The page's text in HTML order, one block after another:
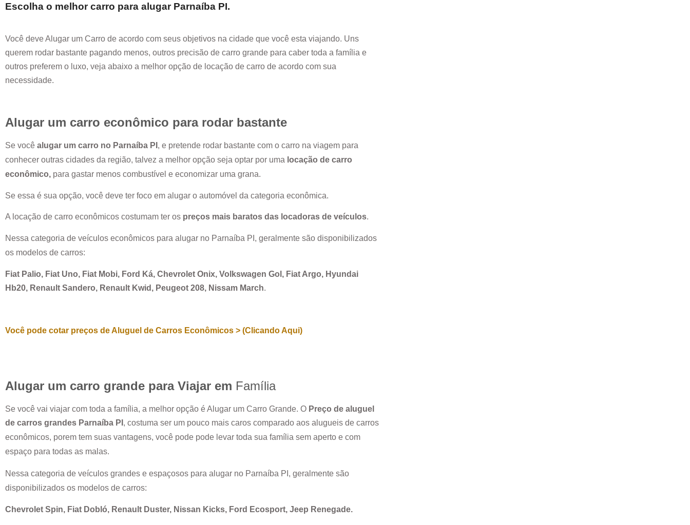
Escolha o melhor carro para alugar Parnaíba PI.
Você deve Alugar um Carro de acordo com seus objetivos na cidade que você esta viajando. Uns
querem rodar bastante pagando menos, outros precisão de carro grande para caber toda a família e
outros preferem o luxo, veja abaixo a melhor opção de locação de carro de acordo com sua
necessidade.
Alugar um carro econômico para rodar bastante
Se você alugar um carro no Parnaíba PI , e pretende rodar bastante com o carro na viagem para
conhecer outras cidades da região, talvez a melhor opção seja optar por uma locação de carro
econômico, para gastar menos combustível e economizar uma grana.
Se essa é sua opção, você deve ter foco em alugar o automóvel da categoria econômica.
A locação de carro econômicos costumam ter os preços mais baratos das locadoras de veículos.
Nessa categoria de veículos econômicos para alugar no Parnaíba PI , geralmente são disponibilizados
os modelos de carros:
Fiat Palio, Fiat Uno, Fiat Mobi, Ford Ká, Chevrolet Onix, Volkswagen Gol, Fiat Argo, Hyundai
Hb20, Renault Sandero, Renault Kwid, Peugeot 208, Nissam March.
Você pode cotar preços de Aluguel de Carros Econômicos > (Clicando Aqui)
Alugar um carro grande para Viajar em Família
Se você vai viajar com toda a família, a melhor opção é Alugar um Carro Grande. O Preço de aluguel
de carros grandes Parnaíba PI , costuma ser um pouco mais caros comparado aos alugueis de carros
econômicos, porem tem suas vantagens, você pode pode levar toda sua família sem aperto e com
espaço para todas as malas.
Nessa categoria de veículos grandes e espaçosos para alugar no Parnaíba PI , geralmente são
disponibilizados os modelos de carros:
Chevrolet Spin, Fiat Dobló, Renault Duster, Nissan Kicks, Ford Ecosport, Jeep Renegade.